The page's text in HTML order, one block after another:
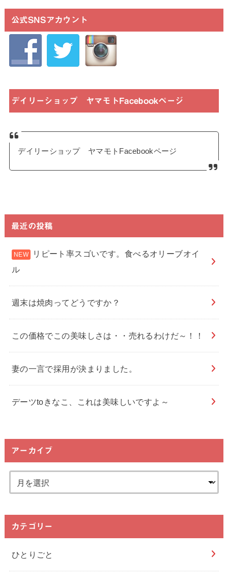
公式SNSアカウント
デイリーショップ ヤマモトFacebookページ
デイリーショップ ヤマモトFacebookページ
最近の投稿
リピート率スゴいです。食べるオリーブオイ
ル
週末は焼肉ってどうですか？
この価格でこの美味しさは・・売れるわけだ～！！
妻の一言で採用が決まりました。
デーツtoきなこ、これは美味しいですよ～
アーカイブ
カテゴリー
ひとりごと